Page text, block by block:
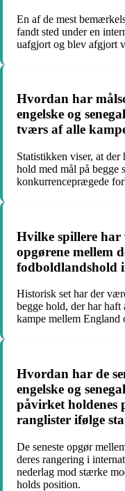
En af de mest
fandt sted under en
uafgjort og blev afgjort
Hvordan har
engelske og
tværs af alle
Statistikken viser, at
hold med mål på begge
konkurrenceprægede
Hvilke spillere har
opgørene mellem
fodboldlandshold
Historisk set har der
begge hold, der har
kampe mellem England
Hvordan har de
engelske og
påvirket holdenes
ranglister ifølge
De seneste opgør
deres rangering i
nederlag mod stærke
holds position.